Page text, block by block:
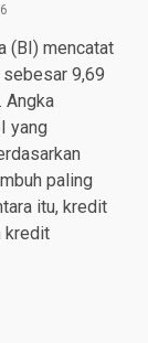
(BI) mencatat
9,69
Angka
yang
paling
itu, kredit
kredit